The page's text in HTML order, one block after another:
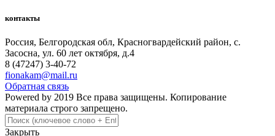
контакты
Россия, Белгородская обл, Красногвардейский район, с.
Засосна, ул. 60 лет октября, д.4
8 (47247) 3-40-72
fionakam@mail.ru
Обратная связь
Powered by 2019 Все права защищены. Копирование
материала строго запрещено.
Закрыть